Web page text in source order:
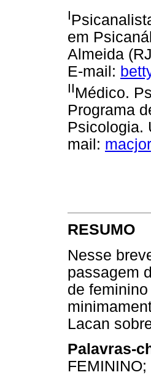
I
em
Almeida
E-mail:
IIMédico.
Programa
Psicologia.
mail:
RESUMO
Nesse
passagem
de
Lacan
Palavras-